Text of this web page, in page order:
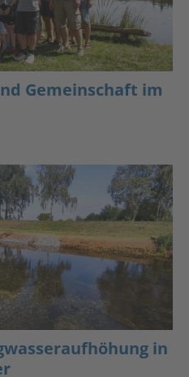
Gemeinschaft im
in